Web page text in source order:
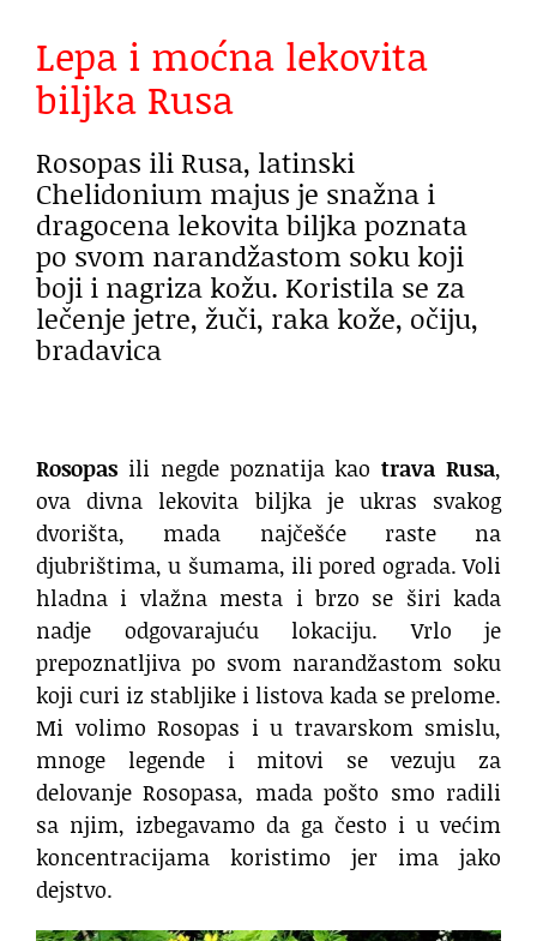
Lepa i moćna lekovita
biljka Rusa
Rosopas ili Rusa, latinski
Chelidonium majus je snažna i
dragocena lekovita biljka poznata
po svom narandžastom soku koji
boji i nagriza kožu. Koristila se za
lečenje jetre, žuči, raka kože, očiju,
bradavica
Rosopas ili negde poznatija kaotrava Rusa,
ova divna lekovita biljka je ukras svakog
dvorišta, mada najčešće raste na
djubrištima, u šumama, ili pored ograda. Voli
hladna i vlažna mesta i brzo se širi kada
nadje odgovarajuću lokaciju. Vrlo je
prepoznatljiva po svom narandžastom soku
koji curi iz stabljike i listova kada se prelome.
Mi volimo Rosopas i u travarskom smislu,
mnoge legende i mitovi se vezuju za
delovanje Rosopasa, mada pošto smo radili
sa njim, izbegavamo da ga često i u većim
koncentracijama koristimo jer ima jako
dejstvo.